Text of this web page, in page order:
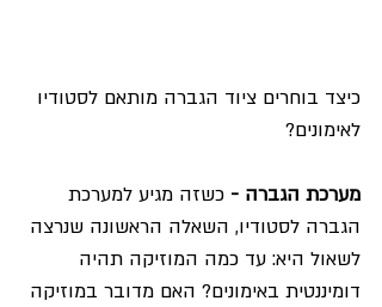
כיצד בוחרים ציוד הגברה מותאם לסטודיו
לאימונים?
מערכת הגברה - כשזה מגיע למערכת
הגברה לסטודיו, השאלה הראשונה שנרצה
לשאול היא: עד כמה המוזיקה תהיה
דומיננטית באימונים? האם מדובר במוזיקה